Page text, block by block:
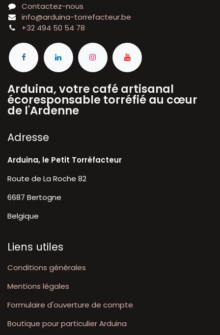
Contactez-nous
info@arduina-torrefacteur.be
+32 494 50 54 78
Arduina, votre café artisanal
écoresponsable torréfié au cœur
de l'Ardenne
A​dresse
Arduina, le Petit Torréfacteur
Route de La Roche 82
6687 Bertogne
Belgique
Liens utiles
Conditions générales
Mentions légales
Formulaire d'ouverture de compte
Boutique pour particulier Arduina